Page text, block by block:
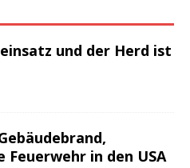
und der Herd ist
in den USA